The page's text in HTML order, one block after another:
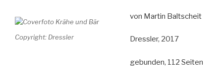
Copyright: Dressler
von Martin Baltscheit
Dressler, 2017
gebunden, 112 Seiten